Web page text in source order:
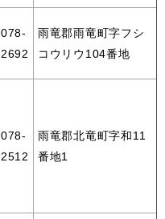
078-
2692
雨竜郡雨竜町字フシ
コウリウ104番地
078-
2512
雨竜郡北竜町字和11
番地1